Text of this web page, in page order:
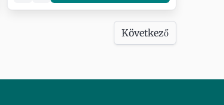
Következő